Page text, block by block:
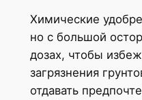
Химические
но с большой
дозах, чтобы
загрязнения
отдавать